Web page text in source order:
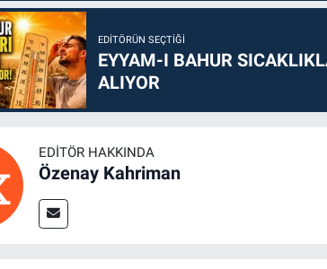
EDITÖRÜN SEÇTIĞI
EYYAM-I BAHUR
ALIYOR
EDITÖR HAKKINDA
Özenay Kahriman